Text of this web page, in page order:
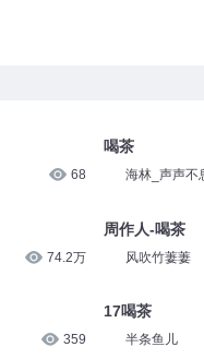
68
74.2万
359
喝茶
海林_声声不
周作人-喝茶
风吹竹萋萋
17喝茶
半条鱼儿